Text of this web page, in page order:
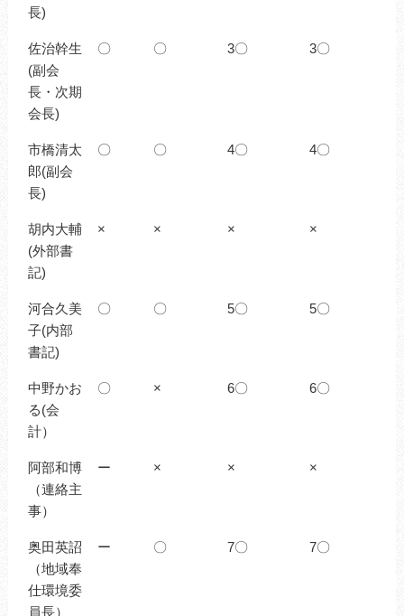
長)
佐治幹生
(副会
長・次期
会長)
〇 〇 3〇 3〇
市橋清太
郎(副会
長)
〇 〇 4〇 4〇
胡内大輔
(外部書
記)
× × × ×
河合久美
子(内部
書記)
〇 〇 5〇 5〇
中野かお
る(会
計）
〇 × 6〇 6〇
阿部和博
（連絡主
事）
ー × × ×
奥田英詔
（地域奉
仕環境委
員長）
ー 〇 7〇 7〇